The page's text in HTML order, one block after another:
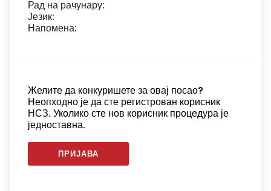
Рад на рачунару:
Језик:
Напомена:
Желите да конкуришете за овај посао?
Неопходно је да сте регистрован корисник
НСЗ. Уколико сте нов корисник процедура је
једноставна.
ПРИЈАВА